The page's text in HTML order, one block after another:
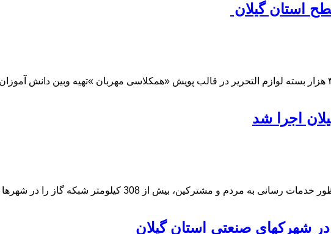
از 308 کیلومتر شبکه گاز را در شهرها و روستاهای این استان اجرا کرده است.
شهرکهای صنعتی استان گیلان